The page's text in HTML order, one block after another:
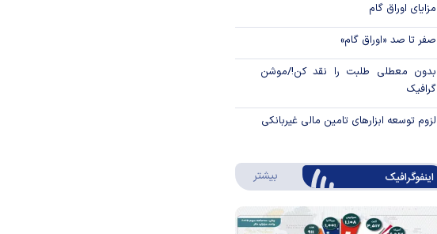
مزایای اوراق گام
صفر تا صد «اوراق گام»
بدون معطلی طلبت را نقد کن!/موشن
گرافیک
لزوم توسعه ابزارهای تامین مالی غیربانکی
اینفوگرافیک بیشتر درباره اینفوگرافیک